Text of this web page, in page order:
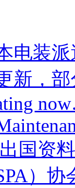
电装
新，
国资
）